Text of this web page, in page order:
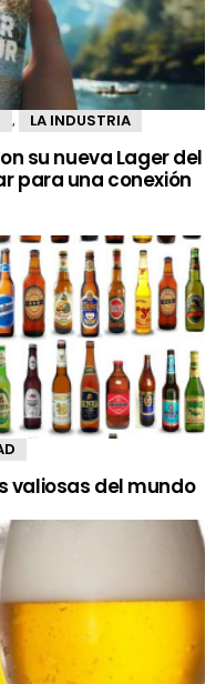
, LA INDUSTRIA
su nueva Lager del
para una conexión
valiosas del mundo